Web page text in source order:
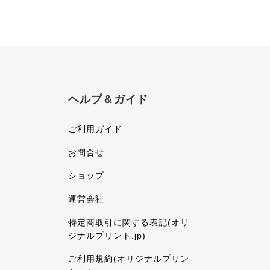
ヘルプ＆ガイド
ご利用ガイド
お問合せ
ショップ
運営会社
特定商取引に関する表記(オリ
ジナルプリント.jp)
ご利用規約(オリジナルプリン